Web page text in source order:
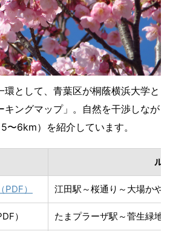
として、青葉区が桐蔭横浜大学と
キングマップ」。自然を干渉しなが
〜6km）を紹介しています。
ル
） 江田駅～桜通り～大場かや
） たまプラーザ駅～菅生緑地